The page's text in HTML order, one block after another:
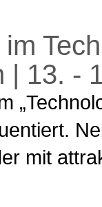
| 13. -
mit